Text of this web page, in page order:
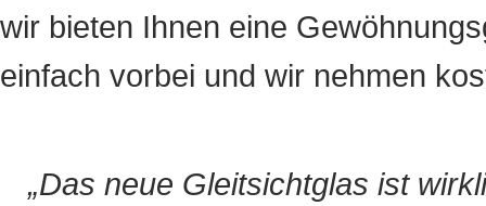
wir bieten Ihnen eine
einfach vorbei und wir nehmen
„Das neue Gleitsichtglas ist